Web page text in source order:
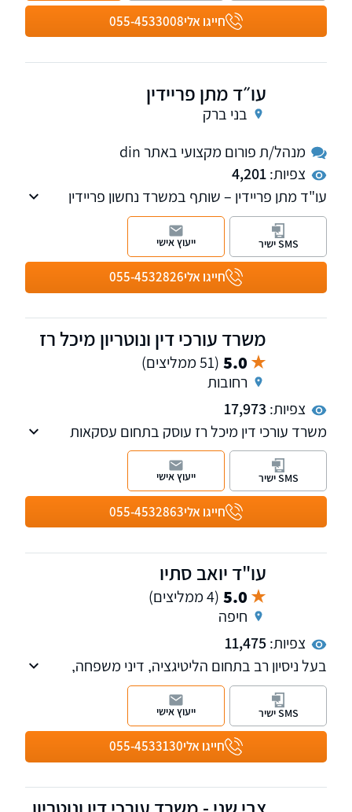
חייגו אלי055-4533008
עו״ד מתן פריידין
בני ברק
מנהל/ת פורום מקצועי באתר din
צפיות:4,201
עו"ד מתן פריידין – שותף במשרד נחשון פריידין
ושות'
עו"ד פריידין הינו בעל ניסיון וידע רב בייצוג לקוחות
בפני כל בתי המשפט בסכסוכים מסחריים
ובתביעות ייצוגיות.חייגו אלי055-4532826
SMS ישיר ייעוץ אישי
משרד עורכי דין ונוטריון מיכל רז
5.0 (51 ממליצים)
רחובות
צפיות: 17,973
משרד עורכי דין מיכל רז עוסק בתחום עסקאות
נדל"ן:
ייצוג ברכישה/ מכירה של נכסים/ דירות, התחדשות
עירונית, ייצוג רוכשי דירות חדשות מקבלנים, חוזים,
פינוי שוכרים, הסכמי שיתוף, פירוק שיתוף, פינוי
בינוי, מיסוי מקרקעין ותכנוני מס
חייגו אלי055-4532863
SMS ישיר ייעוץ אישי
עו"ד יואב סתיו
5.0 (4 ממליצים)
חיפה
צפיות:11,475
בעל ניסיון רב בתחום הליטיגציה, דיני משפחה,
סכסוכי ירושה, משפט מסחרי לרבות מקרקעין ודיני
שנה.
חייגו אלי055-4533130
SMS ישיר ייעוץ אישי